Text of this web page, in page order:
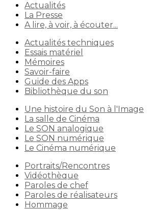
Actualités
La Presse
A lire, à voir, à écouter...
Actualités techniques
Essais matériel
Mémoires
Savoir-faire
Guide des Apps
Bibliothèque du son
Une histoire du Son à l'Image
La salle de Cinéma
Le SON analogique
Le SON numérique
Le Cinéma numérique
Portraits/Rencontres
Vidéothèque
Paroles de chef
Paroles de réalisateurs
Hommage